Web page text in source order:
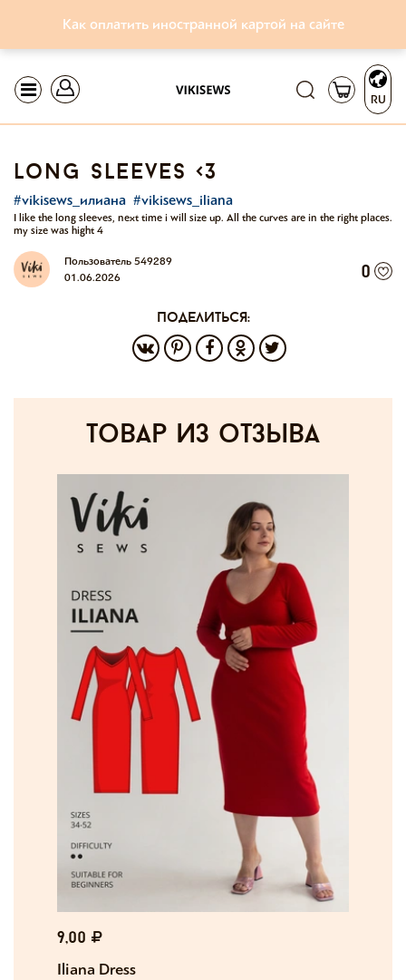
Как оплатить иностранной картой на сайте
RU
long sleeves <3
#vikisews_илиана #vikisews_iliana
I like the long sleeves, next time i will size up. All the curves are in the right places.
my size was hight 4
Пользователь 549289
01.06.2026
0
поделиться:
товар из отзыва
9,00
Iliana Dress